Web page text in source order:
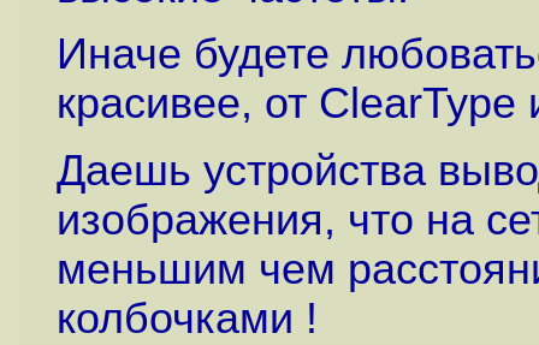
Иначе будете
красивее, от
Даешь устройства
изображения, что на
меньшим чем
колбочками !